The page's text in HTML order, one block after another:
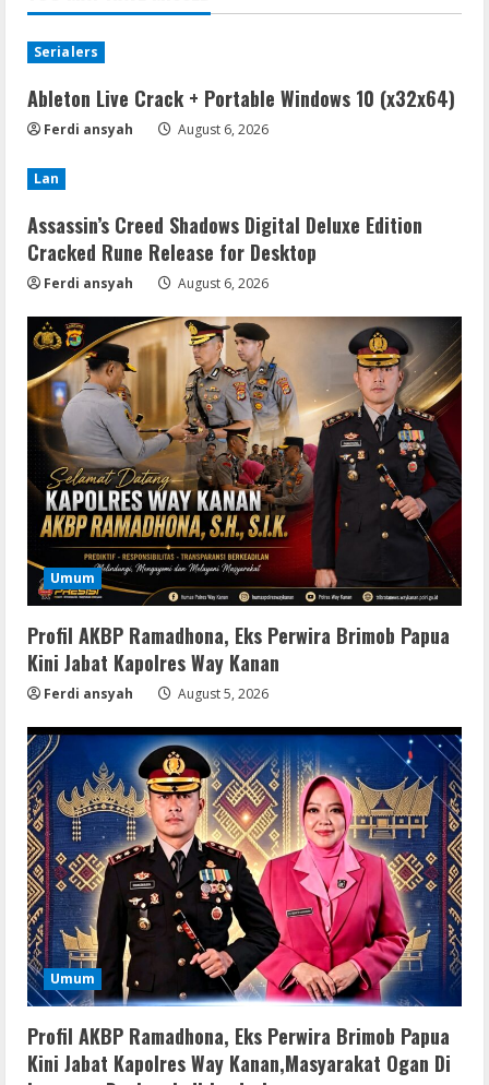
Serialers
Ableton Live Crack + Portable Windows 10 (x32x64)
Ferdi ansyah August 6, 2026
Lan
Assassin’s Creed Shadows Digital Deluxe Edition
Cracked Rune Release for Desktop
Ferdi ansyah August 6, 2026
Umum
Profil AKBP Ramadhona, Eks Perwira Brimob Papua
Kini Jabat Kapolres Way Kanan
Ferdi ansyah August 5, 2026
Umum
Profil AKBP Ramadhona, Eks Perwira Brimob Papua
Kini Jabat Kapolres Way Kanan,Masyarakat Ogan Di